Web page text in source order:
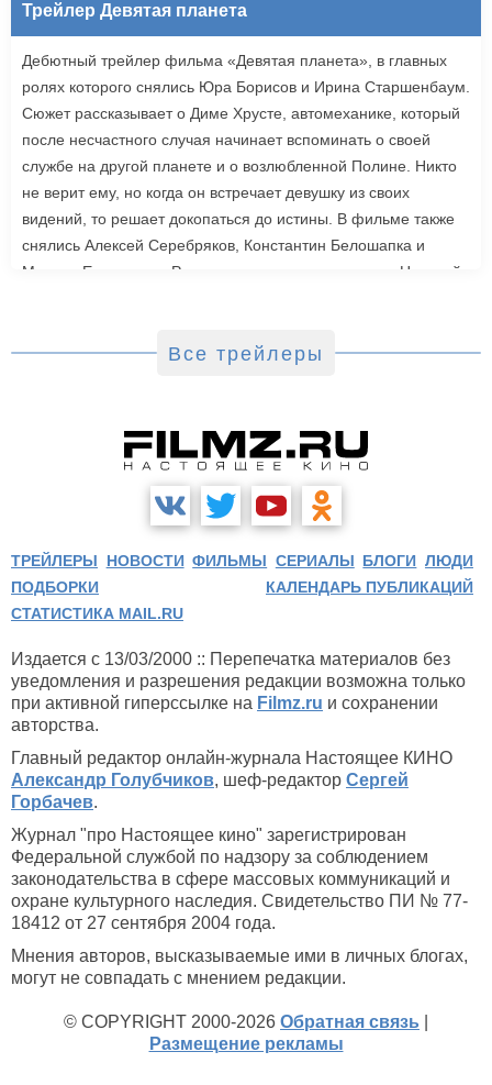
Трейлер Девятая планета
Дебютный трейлер фильма «Девятая планета», в главных
ролях которого снялись Юра Борисов и Ирина Старшенбаум.
Сюжет рассказывает о Диме Хрусте, автомеханике, который
после несчастного случая начинает вспоминать о своей
службе на другой планете и о возлюбленной Полине. Никто
не верит ему, но когда он встречает девушку из своих
видений, то решает докопаться до истины. В фильме также
снялись Алексей Серебряков, Константин Белошапка и
Максим Емельянов. Режиссером картины выступил Николай
Все трейлеры
ТРЕЙЛЕРЫ НОВОСТИ ФИЛЬМЫ СЕРИАЛЫ БЛОГИ ЛЮДИ
ПОДБОРКИ
КАЛЕНДАРЬ ПУБЛИКАЦИЙ
СТАТИСТИКА MAIL.RU
Издается с 13/03/2000 :: Перепечатка материалов без
уведомления и разрешения редакции возможна только
при активной гиперссылке на Filmz.ru и сохранении
авторства.
Главный редактор онлайн-журнала Настоящее КИНО
Александр Голубчиков, шеф-редактор Сергей
Горбачев.
Журнал "про Настоящее кино" зарегистрирован
Федеральной службой по надзору за соблюдением
законодательства в сфере массовых коммуникаций и
охране культурного наследия. Свидетельство ПИ № 77-
18412 от 27 сентября 2004 года.
Мнения авторов, высказываемые ими в личных блогах,
могут не совпадать с мнением редакции.
© COPYRIGHT 2000-2026 Обратная связь
Размещение рекламы